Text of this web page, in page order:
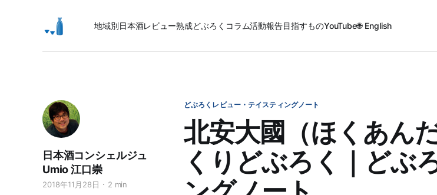
地域別日本酒レビュー熟成どぶろく コラム活動報告目指すものYouTube🌐 English
どぶろくレビュー・テイスティングノート
北安大國（ほくあん
くりどぶろく｜どぶ
日本酒コンシェルジュ
Umio 江口崇
2018年11月28日 2 min